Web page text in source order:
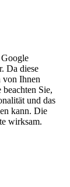
Da diese
von Ihnen
Sie,
und das
kann. Die
wirksam.